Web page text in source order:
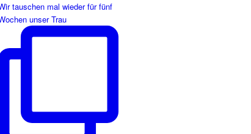
tauschen mal wieder für fünf
unser Trau